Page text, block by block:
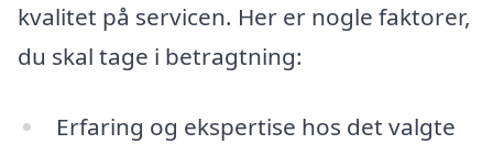
kvalitet på servicen. Her er nogle faktorer,
du skal tage i betragtning:
Erfaring og ekspertise hos det valgte